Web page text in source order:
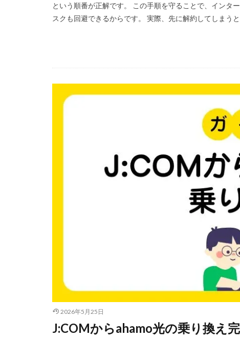
という順番が正解です。 この手順を守ることで、インタ
スクも回避できるからです。 実際、先に解約してしまう
2026年5月25日
J:COMからahamo光の乗り換え